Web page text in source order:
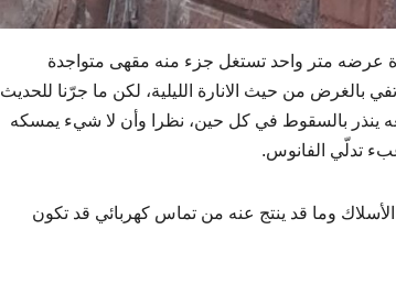
مع رصيف من جهة واحدة عرضه متر واحد تستغل جزء منه مقهى متواجدة
وهي تفي بالغرض من حيث الانارة الليلية، لكن ما جرّنا للحديث
ينذر بالسقوط في كل حين، نظرا وأن لا شيء يمسكه
تدلّي الفانوس.
وما قد ينتج عنه من تماس كهربائي قد تكون